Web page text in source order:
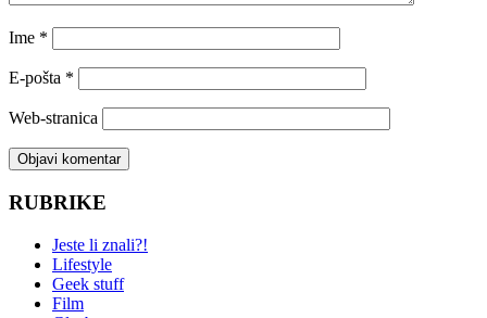
Ime *
E-pošta *
Web-stranica
RUBRIKE
Jeste li znali?!
Lifestyle
Geek stuff
Film